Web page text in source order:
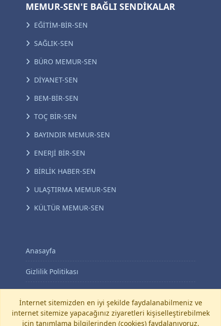
MEMUR-SEN'E BAĞLI SENDİKALAR
EĞİTİM-BİR-SEN
SAĞLIK-SEN
BÜRO MEMUR-SEN
DİYANET-SEN
BEM-BİR-SEN
TOÇ BİR-SEN
BAYINDIR MEMUR-SEN
ENERJİ BİR-SEN
BİRLİK HABER-SEN
ULAŞTIRMA MEMUR-SEN
KÜLTÜR MEMUR-SEN
Anasayfa
Gizlilik Politikası
KVKK Aydınlatma Metni
İletişim
İnternet sitemizden en iyi şekilde faydalanabilmeniz ve
internet sitemize yapacağınız ziyaretleri kişiselleştirebilmek
için tanımlama bilgilerinden (cookies) faydalanıyoruz.